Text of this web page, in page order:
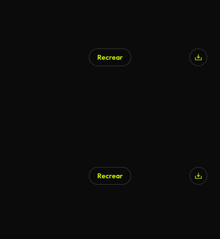
Recrear
Recrear